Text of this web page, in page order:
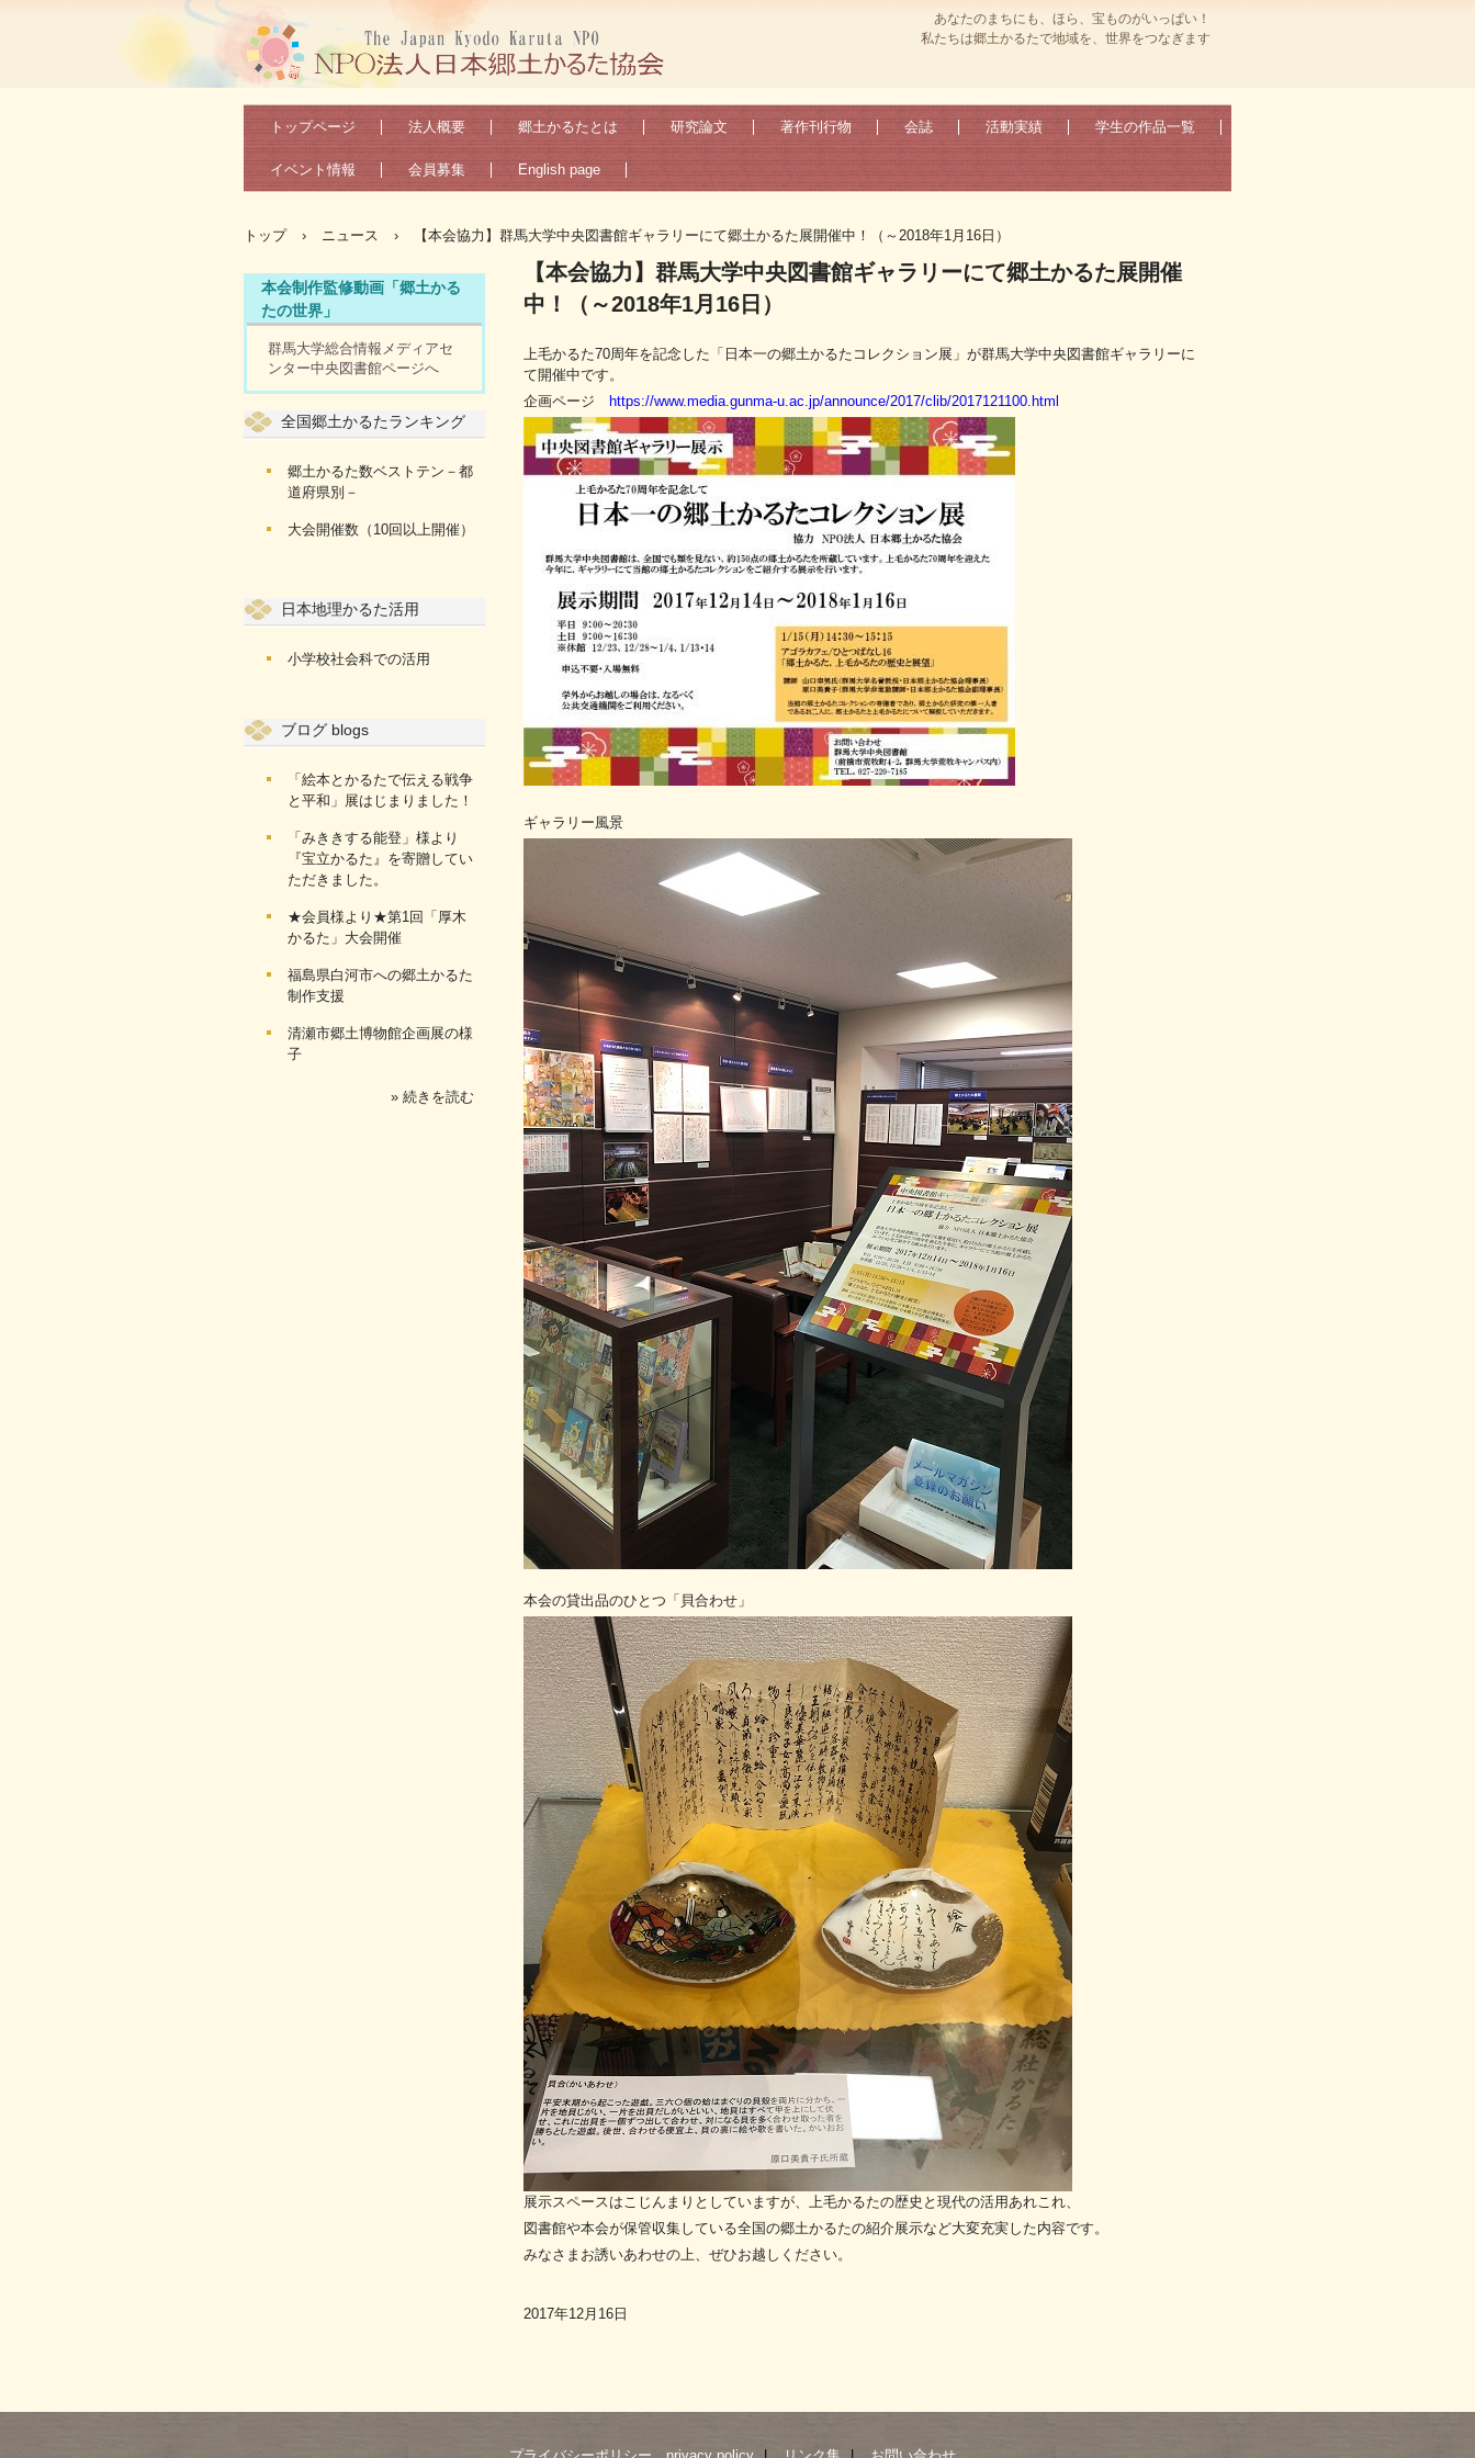
あなたのまちにも、ほら、宝ものがいっぱい！
私たちは郷土かるたで地域を、世界をつなぎます
トップページ 法人概要 郷土かるたとは 研究論文 著作刊行物 会誌 活動実績 学生の作品一覧
イベント情報 会員募集 English page
トップ › ニュース › 【本会協力】群馬大学中央図書館ギャラリーにて郷土かるた展開催中！（～2018年1月16日）
【本会協力】群馬大学中央図書館ギャラリーにて郷土かるた展開催
中！（～2018年1月16日）
上毛かるた70周年を記念した「日本一の郷土かるたコレクション展」が群馬大学中央図書館ギャラリーに
て開催中です。
企画ページ
https://www.media.gunma-u.ac.jp/announce/2017/clib/2017121100.html
ギャラリー風景
本会の貸出品のひとつ「貝合わせ」
展示スペースはこじんまりとしていますが、上毛かるたの歴史と現代の活用あれこれ、
図書館や本会が保管収集している全国の郷土かるたの紹介展示など大変充実した内容です。
みなさまお誘いあわせの上、ぜひお越しください。
2017年12月16日
本会制作監修動画「郷土かる
たの世界」
群馬大学総合情報メディアセ
ンター中央図書館ページへ
全国郷土かるたランキング
郷土かるた数ベストテン－都
道府県別－
大会開催数（10回以上開催）
日本地理かるた活用
小学校社会科での活用
ブログ blogs
「絵本とかるたで伝える戦争
と平和」展はじまりました！
「みききする能登」様より
『宝立かるた』を寄贈してい
ただきました。
★会員様より★第1回「厚木
かるた」大会開催
福島県白河市への郷土かるた
制作支援
清瀬市郷土博物館企画展の様
子
» 続きを読む